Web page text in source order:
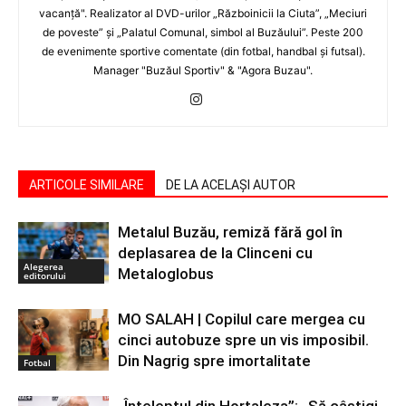
vacanţă". Realizator al DVD-urilor „Războinicii la Ciuta”, „Meciuri
de poveste” şi „Palatul Comunal, simbol al Buzăului”. Peste 200
de evenimente sportive comentate (din fotbal, handbal şi futsal).
Manager "Buzăul Sportiv" & "Agora Buzau".
ARTICOLE SIMILARE DE LA ACELAȘI AUTOR
Alegerea
editorului
Metalul Buzău, remiză fără gol în
deplasarea de la Clinceni cu
Metaloglobus
Fotbal
MO SALAH | Copilul care mergea cu
cinci autobuze spre un vis imposibil.
Din Nagrig spre imortalitate